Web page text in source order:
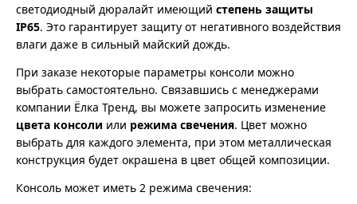
светодиодный дюралайт имеющий степень защиты
IP65. Это гарантирует защиту от негативного воздействия
влаги даже в сильный майский дождь.
При заказе некоторые параметры консоли можно
выбрать самостоятельно. Связавшись с менеджерами
компании Ёлка Тренд, вы можете запросить изменение
цвета консоли или режима свечения. Цвет можно
выбрать для каждого элемента, при этом металлическая
конструкция будет окрашена в цвет общей композиции.
Консоль может иметь 2 режима свечения: